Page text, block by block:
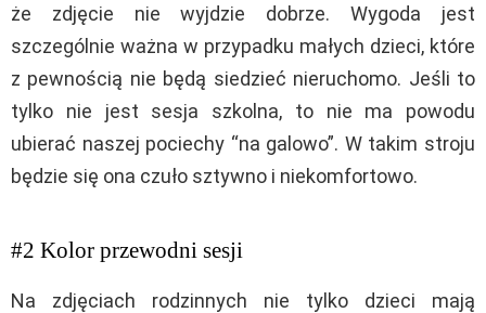
że zdjęcie nie wyjdzie dobrze. Wygoda jest
szczególnie ważna w przypadku małych dzieci, które
z pewnością nie będą siedzieć nieruchomo. Jeśli to
tylko nie jest sesja szkolna, to nie ma powodu
ubierać naszej pociechy “na galowo”. W takim stroju
będzie się ona czuło sztywno i niekomfortowo.
#2 Kolor przewodni sesji
Na zdjęciach rodzinnych nie tylko dzieci mają